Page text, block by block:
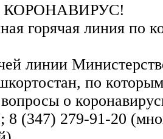
горячая линия по
линии
по
о
8 (347) 279-91-20